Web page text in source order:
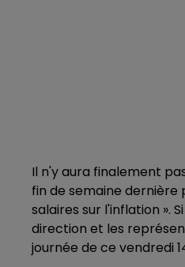
Il n'y aura finalement
fin de semaine dernière
salaires sur l'inflation ».
direction et les
journée de ce vendredi